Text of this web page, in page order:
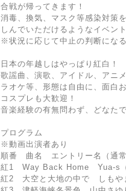
合戦が帰ってきます！
消毒、換気、マスク等感染対策
しんでいただけるようなイベン
※状況に応じて中止の判断にな
日本の年越しはやっぱり紅白！
歌謡曲、演歌、アイドル、アニ
ラオケ等、形態は自由に、面​白
コスプレも大歓迎！
音楽経験の有無問わず、どなた
プログラム
※動画出演者あり
順番 曲名 エントリー名（通常
紅1 Way Back Home Yua-s
紅2 大空と大地の中で しもや